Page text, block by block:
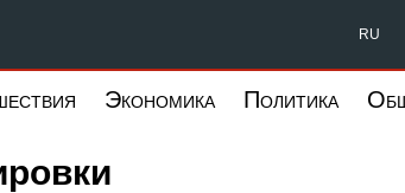
Запад RU
Экономика Политика